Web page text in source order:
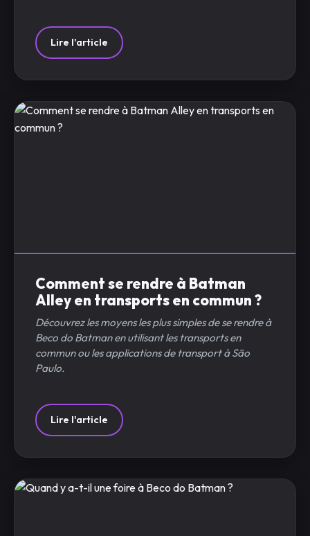
Lire l'article
Comment se rendre à Batman
Alley en transports en commun ?
Découvrez les moyens les plus simples de se rendre à
Beco do Batman en utilisant les transports en
commun ou les applications de transport à São
Paulo.
Lire l'article